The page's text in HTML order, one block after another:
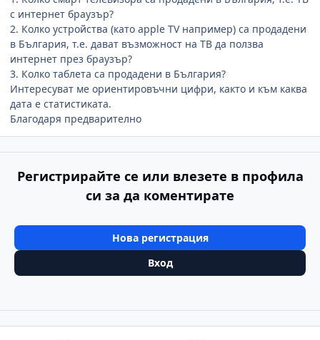
с интернет браузър?
2. Колко устройства (като apple TV например) са продадени
в България, т.е. дават възможност на ТВ да ползва
интернет през браузър?
3. Колко таблета са продадени в България?
Интересуват ме ориентировъчни цифри, както и към каква
дата е статистиката.
Благодаря предварително
Регистрирайте се или влезете в профила
си за да коментирате
Нова регистрация
Вход